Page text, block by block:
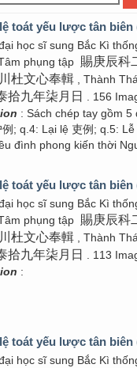
toát yếu lược tân biên
đại học sĩ sung Bắc Kì
phụng tập 賜庚辰科
杜文心奉輯 , Thành
拾九年柒月日
. 156
: Sách chép tay gồm 5
; q.4: Lại lệ 吏例; q.5:
đình phong kiến thời
toát yếu lược tân biên
đại học sĩ sung Bắc Kì
phụng tập 賜庚辰科
杜文心奉輯 , Thành
拾九年柒月日
. 113
:
toát yếu lược tân biên
học sĩ sung Bắc Kì